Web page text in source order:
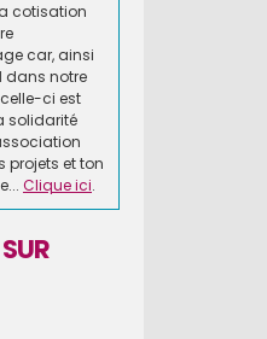
cotisation
car, ainsi
dans notre
ci est
solidarité
projets et ton
Clique ici.